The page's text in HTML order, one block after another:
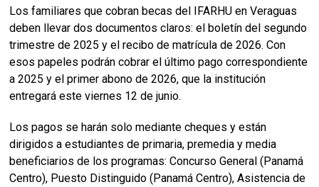
Los familiares que cobran becas del IFARHU en Veraguas
deben llevar dos documentos claros: el boletín del segundo
trimestre de 2025 y el recibo de matrícula de 2026. Con
esos papeles podrán cobrar el último pago correspondiente
a 2025 y el primer abono de 2026, que la institución
entregará este viernes 12 de junio.
Los pagos se harán solo mediante cheques y están
dirigidos a estudiantes de primaria, premedia y media
beneficiarios de los programas: Concurso General (Panamá
Centro), Puesto Distinguido (Panamá Centro), Asistencia de